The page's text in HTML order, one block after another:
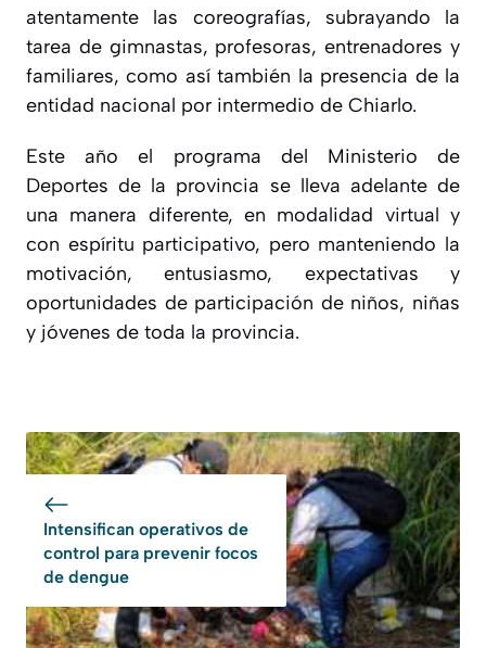
atentamente las coreografías, subrayando la
tarea de gimnastas, profesoras, entrenadores y
familiares, como así también la presencia de la
entidad nacional por intermedio de Chiarlo.
Este año el programa del Ministerio de
Deportes de la provincia se lleva adelante de
una manera diferente, en modalidad virtual y
con espíritu participativo, pero manteniendo la
motivación, entusiasmo, expectativas y
oportunidades de participación de niños, niñas
y jóvenes de toda la provincia.
Intensifican operativos de
control para prevenir focos
de dengue